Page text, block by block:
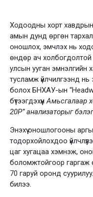
Ходоодны хорт хавдрын
амын дунд өргөн
оношлох, эмчлэх нь
өндөр ач
улсын ууган эмнэлгийн
тусламж үйлчилгээнд
болох БНХАУ-ын
бүтээгдэхүүнАмьсгалаар
20P” анализаторыг
Энэхүү оношлогооны
тодорхойлохдоо
цаг хугацаа хэмнэж,
боломжтойгоор гаргаж
70 гаруй оронд
билээ.